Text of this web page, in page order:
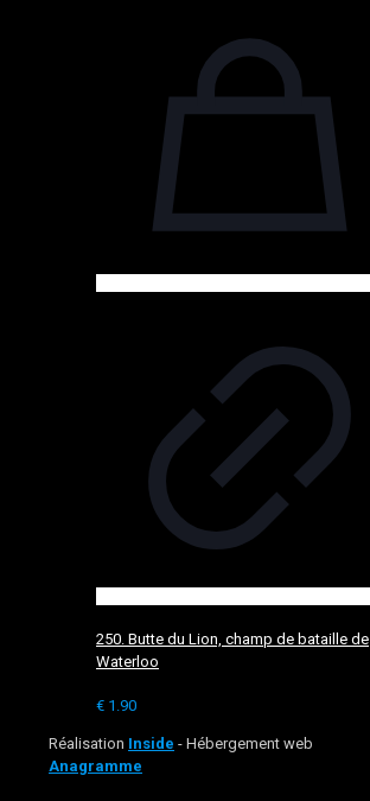
250. Butte du Lion, champ de bataille de
Waterloo
€ 1.90
Réalisation Inside - Hébergement web
Anagramme